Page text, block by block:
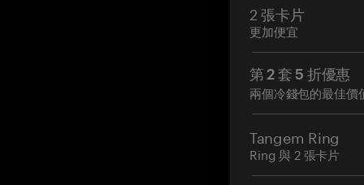
2 張卡片
更加便宜
第 2 套 5 折優惠
兩個冷錢包的最佳價
Tangem Ring
Ring 與 2 張卡片